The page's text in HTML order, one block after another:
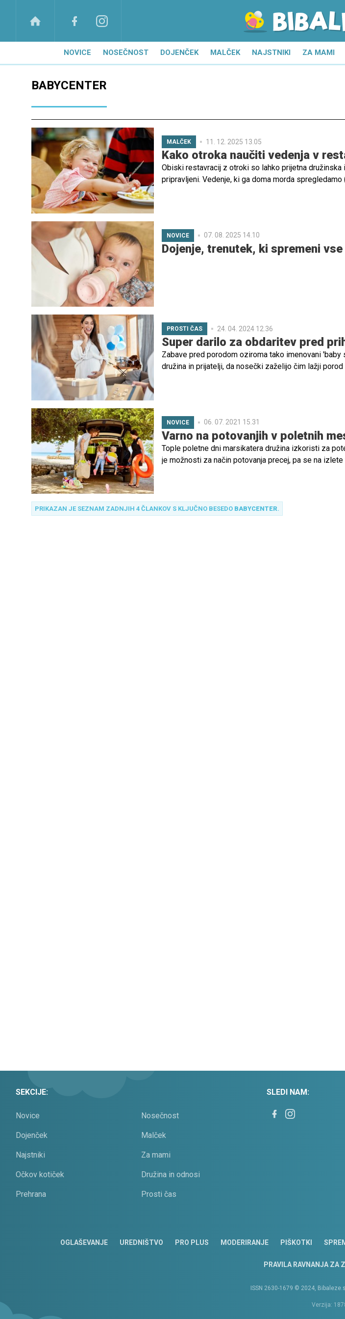
NOVICE NOSEČNOST DOJENČEK MALČEK NAJSTNIKI ZA MAMI
BABYCENTER
MALČEK 11. 12. 2025 13.05
Kako otroka naučiti vedenja v
Obiski restavracij z otroki so lahko prijetna družinska
pripravljeni. Vedenje, ki ga doma morda
NOVICE 07. 08. 2025 14.10
Dojenje, trenutek, ki spremeni vse
PROSTI ČAS 24. 04. 2024 12.36
Super darilo za obdaritev pred
Zabave pred porodom oziroma tako imenovani
družina in prijatelji, da nosečki zaželijo čim lažji
NOVICE 06. 07. 2021 15.31
Varno na potovanjih v poletnih
Tople poletne dni marsikatera družina izkoristi za
je možnosti za način potovanja precej, pa se na
PRIKAZAN JE SEZNAM ZADNJIH 4 ČLANKOV S KLJUČNO BESEDO BABYCENTER.
SEKCIJE:
Novice Nosečnost
Dojenček Malček
Najstniki Za mami
Očkov kotiček Družina in odnosi
Prehrana Prosti čas
SLEDI NAM:
OGLAŠEVANJE UREDNIŠTVO PRO PLUS MODERIRANJE PIŠKOTKI
PRAVILA RAVNANJA ZA
ISSN 2630-1679 © 2024,
Verzija: